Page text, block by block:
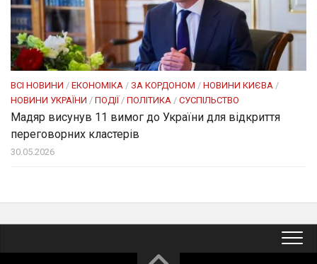
ВСІ НОВИНИ / ЕКОНОМІКА / ЗА КОРДОНОМ / НОВИНИ КИЄВА /
НОВИНИ УКРАЇНИ / ПОДІЇ/ ПОЛІТИКА / СУСПІЛЬСТВО
Мадяр висунув 11 вимог до України для відкриття
переговорних кластерів
30.05.2026